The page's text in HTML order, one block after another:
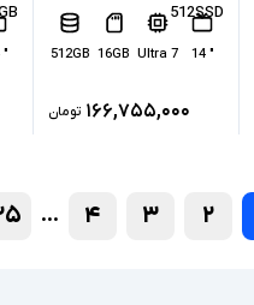
512SSD
" 14
Ultra 7
16GB
512GB
۱۶۶,۷۵۵,۰۰۰ تومان
" 14
۲ ۳ ۴ ...